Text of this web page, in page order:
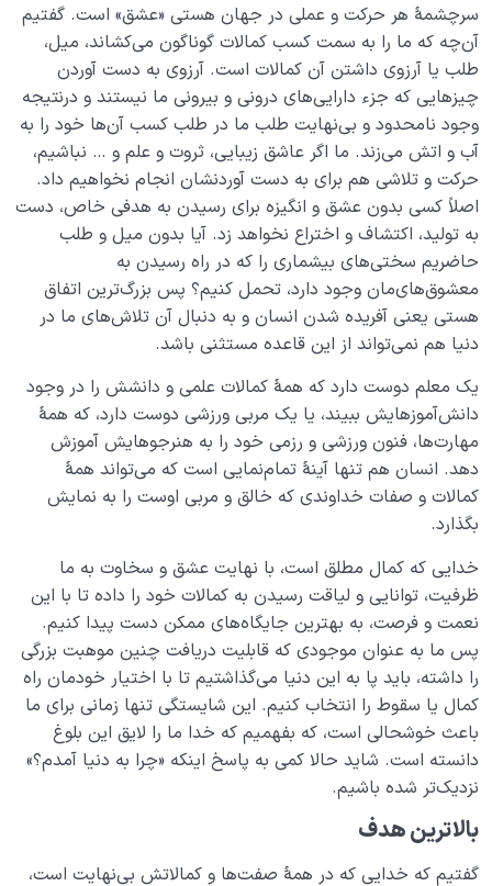
سرچشمۀ هر حرکت و عملی در جهان هستی «عشق» است. گفتیم
آن‌چه که ما را به سمت کسب کمالات گوناگون می‌کشاند، میل،
طلب یا آرزوی داشتن آن کمالات است. آرزوی به دست آوردن
چیزهایی که جزء دارایی‌های درونی و بیرونی ما نیستند و درنتیجه
وجود نامحدود و بی‌نهایت طلب ما در طلب کسب آن‌ها خود را به
آب و اتش می‌زند. ما اگر عاشق زیبایی، ثروت و علم و … نباشیم،
حرکت و تلاشی هم برای به دست آوردنشان انجام نخواهیم داد.
اصلاً کسی بدون عشق و انگیزه برای رسیدن به هدفی خاص، دست
به تولید، اکتشاف و اختراع نخواهد زد. آیا بدون میل و طلب
حاضریم سختی‌های بیشماری را که در راه رسیدن به
معشوق‌های‌مان وجود دارد، تحمل کنیم؟ پس بزرگ‌ترین اتفاق
هستی یعنی آفریده شدن انسان و به دنبال آن تلاش‌های ما در
دنیا هم نمی‌تواند از این قاعده مستثنی باشد.
یک معلم دوست دارد که همۀ کمالات علمی و دانشش را در وجود
دانش‌آموزهایش ببیند، یا یک مربی ورزشی دوست دارد، که همۀ
مهارت‌ها، فنون ورزشی و رزمی خود را به هنرجوهایش آموزش
دهد. انسان هم تنها آینۀ تمام‌نمایی است که می‌تواند همۀ
کمالات و صفات خداوندی که خالق و مربی اوست را به نمایش
بگذارد.
خدایی که کمال مطلق است، با نهایت عشق و سخاوت به ما
ظرفیت، توانایی و لیاقت رسیدن به کمالات خود را داده تا با این
نعمت و فرصت، به بهترین ‌جایگاه‌های ممکن دست پیدا کنیم.
پس ما به عنوان موجودی که قابلیت دریافت چنین موهبت بزرگی
را داشته، باید پا به این دنیا می‌گذاشتیم تا با اختیار خودمان راه
کمال یا سقوط را انتخاب کنیم. این شایستگی تنها زمانی برای ما
باعث خوشحالی است، که بفهمیم که خدا ما را لایق این بلوغ
دانسته است. شاید حالا کمی به پاسخ اینکه «چرا به دنیا آمد‌م؟»
نزدیک‌تر شده باشیم.
بالاترین هدف
گفتیم که خدایی که در همۀ صفت‌ها و کمالاتش بی‌نهایت است،